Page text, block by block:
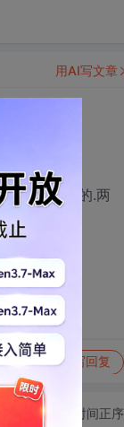
增值业务的.两
写回复
用AI写文章
切换为时间正序